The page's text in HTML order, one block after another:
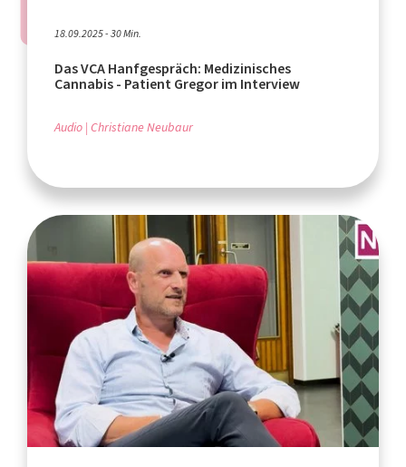
18.09.2025 - 30 Min.
Das VCA Hanfgespräch: Medizinisches
Cannabis - Patient Gregor im Interview
Audio Christiane Neubaur